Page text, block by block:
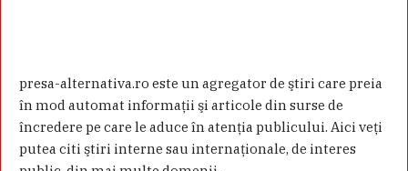
presa-alternativa.ro este un agregator de ştiri care preia
în mod automat informaţii şi articole din surse de
încredere pe care le aduce în atenţia publicului. Aici veţi
putea citi ştiri interne sau internaţionale, de interes